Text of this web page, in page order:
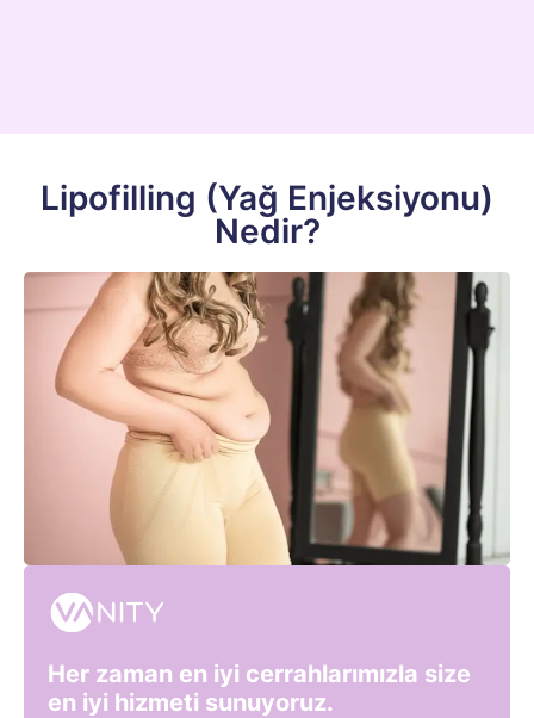
Lipofilling (Yağ Enjeksiyonu)
Nedir?
Her zaman en iyi cerrahlarımızla size
en iyi hizmeti sunuyoruz.